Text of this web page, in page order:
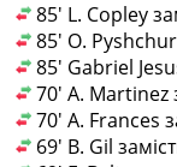
85' L. Copley
85' O.
85' Gabriel
70' A. Martinez
70' A. Frances
69' B. Gil